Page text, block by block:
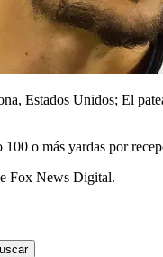
Estados Unidos; El
o más yardas por
Fox News Digital.